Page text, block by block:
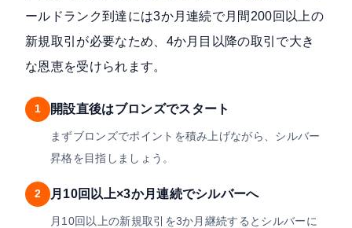
ールドランク到達には3か月連続で月間200回以上の
新規取引が必要なため、4か月目以降の取引で大き
な恩恵を受けられます。
1 開設直後はブロンズでスタート
まずブロンズでポイントを積み上げながら、シルバー
昇格を目指しましょう。
2 月10回以上×3か月連続でシルバーへ
月10回以上の新規取引を3か月継続するとシルバーに